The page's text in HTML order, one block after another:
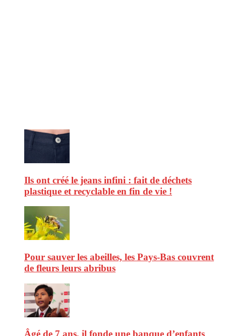
Ils ont créé le jeans infini : fait de déchets
plastique et recyclable en fin de vie !
Pour sauver les abeilles, les Pays-Bas couvrent
de fleurs leurs abribus